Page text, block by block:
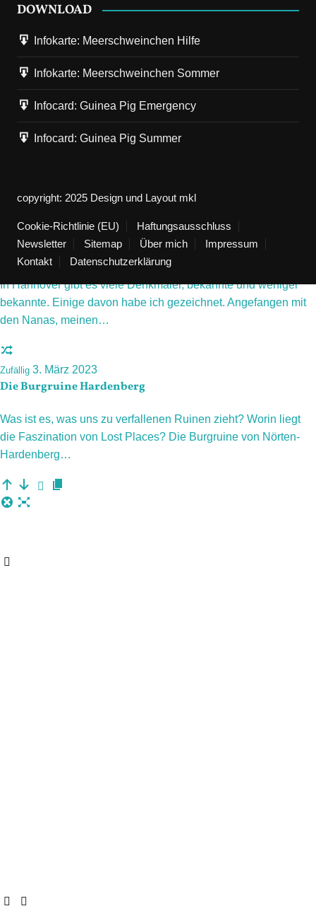
DOWNLOAD
Infokarte: Meerschweinchen Hilfe
Infokarte: Meerschweinchen Sommer
Infocard: Guinea Pig Emergency
Infocard: Guinea Pig Summer
copyright: 2025 Design und Layout mkl
Cookie-Richtlinie (EU)
Haftungsausschluss
Newsletter
Sitemap Über mich
Impressum
Kontakt
Datenschutzerklärung
Galerie: Cavia Porcellus Castle - ein Paradies für
29. Oktober 2025
Hannover gezeichnet
In Hannover gibt es viele Denkmäler, bekannte und weniger
bekannte. Einige davon habe ich gezeichnet. Angefangen mit
den Nanas, meinen…
Zufällig 3. März 2023
Die Burgruine Hardenberg
Was ist es, was uns zu verfallenen Ruinen zieht? Worin liegt
die Faszination von Lost Places? Die Burgruine von Nörten-
Hardenberg…